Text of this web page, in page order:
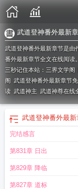
武道登神番外最新
武道登神番外最新章节是由
番外最新章节全文在线阅读。
三秒记住本站：三界文学
阁 武道登神番外最新章节
读 武道神主 武道神尊在线
趣阁免费阅读武道登神全
武道登神番外最新章节
武道登神番外最新
完结感言
第831章 日出
第829章 降临
第827章 道标